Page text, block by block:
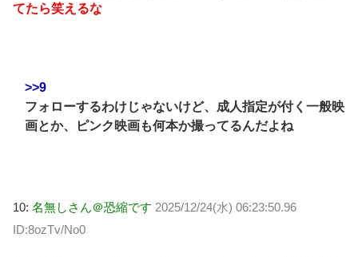
てたら笑えるな
>>9
フォローするわけじゃないけど、成人指定が付く一般映
画とか、ピンク映画も何本か撮ってるんだよね
10: 名無しさん＠恐縮です 2025/12/24(水) 06:23:50.96
ID:8ozTv/No0